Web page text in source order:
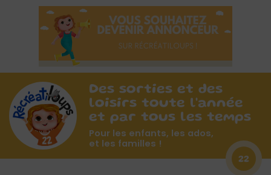
Des sorties et des
loisirs toute l'année
et par tous les temps
Pour les enfants, les ados,
et les familles !
22